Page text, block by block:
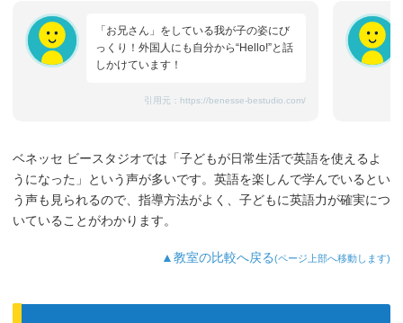
「お兄さん」をしている我が子の姿にび
っくり！外国人にも自分から“Hello!”と話
しかけています！
引用元： https://benesse-bestudio.com/
ベネッセ ビースタジオでは「子どもが日常生活で英語を使えるよ
うになった」という声が多いです。英語を楽しんで学んでいるとい
う声も見られるので、指導方法がよく、子どもに英語力が確実につ
いていることがわかります。
▲教室の比較へ戻る(ページ上部へ移動します)